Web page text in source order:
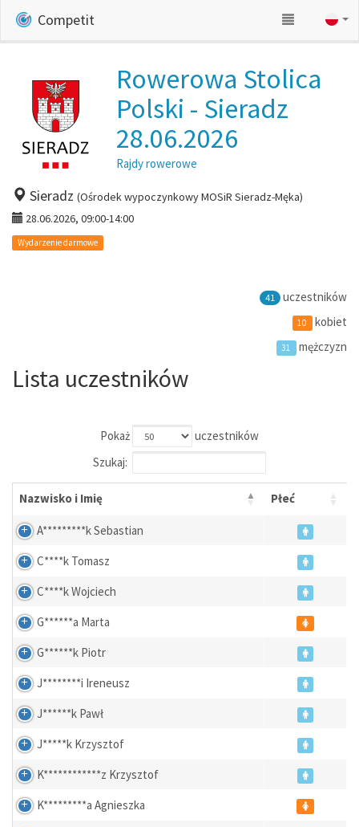
Competit
Rowerowa Stolica
Polski - Sieradz
28.06.2026
Rajdy rowerowe
Sieradz (Ośrodek wypoczynkowy MOSiR Sieradz-Męka)
28.06.2026, 09:00-14:00
Wydarzenie darmowe
41 uczestników
10 kobiet
31 mężczyzn
Lista uczestników
Pokaż
uczestników
Szukaj:
Nazwisko i Imię Płeć
A*********k Sebastian
C****k Tomasz
C****k Wojciech
G******a Marta
G******k Piotr
J********i Ireneusz
J******k Pawł
J*****k Krzysztof
K************z Krzysztof
K*********a Agnieszka